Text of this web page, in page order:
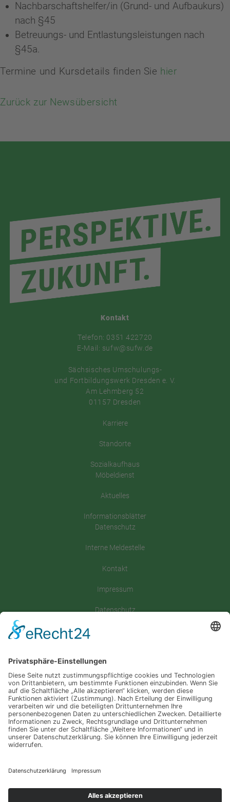
Nachbarschaftshelfer/in (Grund- und Aufbaukurs)
nach §45
Betreuungs- und Entlastungsleistungen nach
§45a.
Termine und Kursdetails finden Sie hier
Zurück zur Newsübersicht
Kontakt
Telefon: 0351 422720
E-Mail: sufw@sufw.de
Sächsisches Umschulungs-
und Fortbildungswerk Dresden e. V.
Am Lehmberg 52
01157 Dresden
Karriere
Standorte
Sozialkaufhaus
Möbeldienst
Aktuelles
Informationsblätter
Datenschutz
Interne Meldestelle
Kontakt
Impressum
Datenschutz
Sitemap
Spenden